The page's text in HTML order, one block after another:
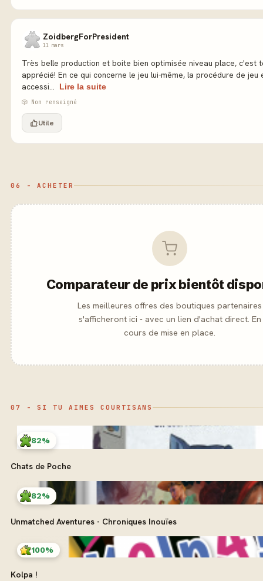
ZoidbergForPresident
11 mars
Très belle production et boite bien optimisée niveau place, c'est
apprécié! En ce qui concerne le jeu lui-même, la procédure de jeu
accessi...
Lire la suite
🎲 Non renseigné
Utile
06 - ACHETER
Comparateur de prix bientôt
Les meilleures offres des boutiques partenaires
s'afficheront ici - avec un lien d'achat direct. En
cours de mise en place.
07 - SI TU AIMES COURTISANS
82%
Chats de Poche
82%
Unmatched Aventures - Chroniques Inouïes
100%
Kolpa !